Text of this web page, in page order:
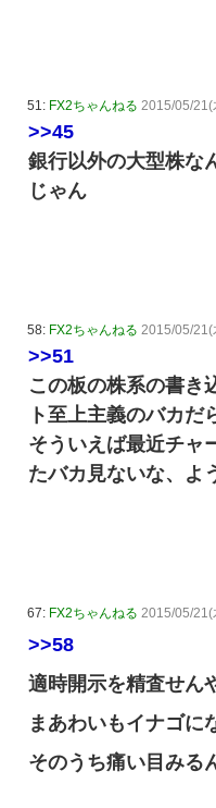
51: FX2ちゃんねる 2015/05/
>>45
銀行以外の大型株な
じゃん
58: FX2ちゃんねる 2015/05/21(
>>51
この板の株系の書き
ト至上主義のバカだ
そういえば最近チャ
たバカ見ないな、よ
67: FX2ちゃんねる 2015/05/
>>58
適時開示を精査せん
まあわいもイナゴに
そのうち痛い目みる